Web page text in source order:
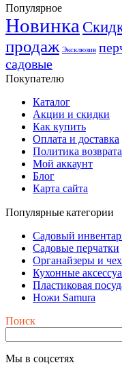
Популярное
Новинка
продаж Эксклюзив
садовые
Покупателю
Каталог
Акции и скидки
Как купить
Оплата и доставка
Политика возврата
Мой аккаунт
Блог
Карта сайта
Популярные категории
Садовый
Садовые перчатки
Органайзеры и
Кухонные
Пластиковая
Ножи Samura
Поиск
Мы в соцсетях